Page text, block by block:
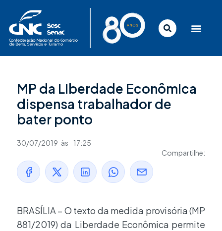
conteúdo
MP da Liberdade Econômica
dispensa trabalhador de
bater ponto
30/07/2019 às
17:25
Compartilhe:
BRASÍLIA – O texto da medida provisória (MP
881/2019) da Liberdade Econômica permite